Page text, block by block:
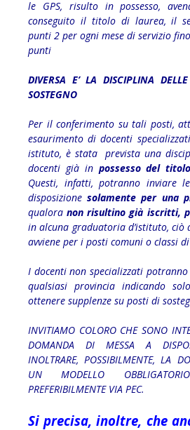
le GPS, risulto in possesso,
conseguito il titolo di laurea, il
punti 2 per ogni mese di servizio
punti
DIVERSA E’ LA DISCIPLINA
SOSTEGNO
Per il conferimento su tali posti,
esaurimento di docenti
istituto, è stata prevista una
docenti già inpossesso del
Questi, infatti, potranno inviare
disposizionesolamente per una
qualoranon risultino già iscritti,
in alcuna graduatoria d’istituto, ciò
avviene per i posti comuni o classi
I docenti non specializzati
qualsiasi provincia indicando
ottenere supplenze su posti di
INVITIAMO COLORO CHE SONO
DOMANDA DI MESSA A
INOLTRARE, POSSIBILMENTE, LA
UN MODELLO
PREFERIBILMENTE VIA PEC.
Si precisa, inoltre, che